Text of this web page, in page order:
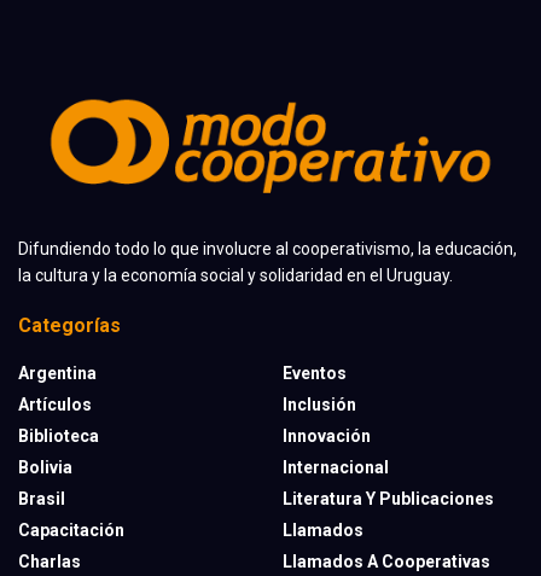
Difundiendo todo lo que involucre al cooperativismo, la educación,
la cultura y la economía social y solidaridad en el Uruguay.
Categorías
Argentina
Artículos
Biblioteca
Bolivia
Brasil
Capacitación
Charlas
Eventos
Inclusión
Innovación
Internacional
Literatura Y Publicaciones
Llamados
Llamados A Cooperativas